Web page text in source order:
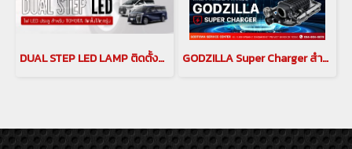
DUAL STEP LED LAMP ติดตั้งกับรถ TOYOTA ได้ทุกรุ่น ไฟแผงประตู ไฟป้องกันการชน ALPHARD VELLFIRE PRADO MAJESTY HARRIER อัลพาร์ด เวลไฟร์ alphard vellfire GODZILLA Super Charger สำหรับ LAND CRUISER PRADO 2007 เพิ่มแรงม้าสำหรับ Prado 2 TR ENGINE